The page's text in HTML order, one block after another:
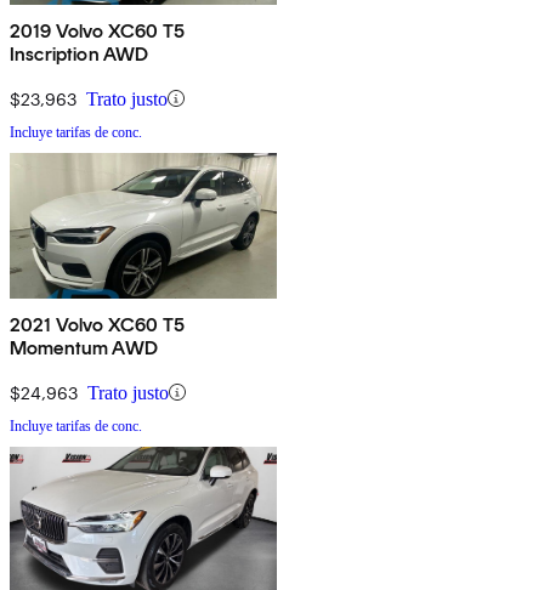
2019 Volvo XC60 T5
Inscription AWD
$23,963 Trato justo
Incluye tarifas de conc.
2021 Volvo XC60 T5
Momentum AWD
$24,963 Trato justo
Incluye tarifas de conc.